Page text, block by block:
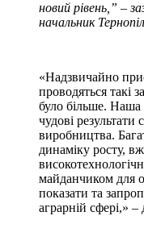
новий рівень,” –
начальник
«Надзвичайно
проводяться такі
було більше. Наша
чудові результати
виробництва.
динаміку росту,
майданчиком для
показати та
аграрній сфері,»